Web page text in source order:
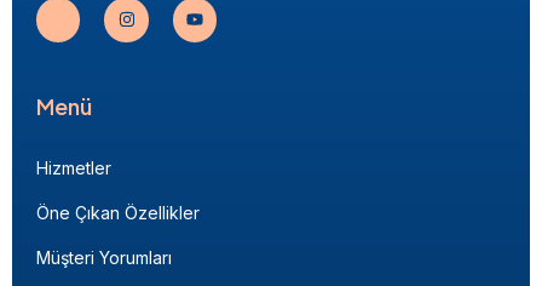
Menü
Hizmetler
Öne Çıkan Özellikler
Müşteri Yorumları